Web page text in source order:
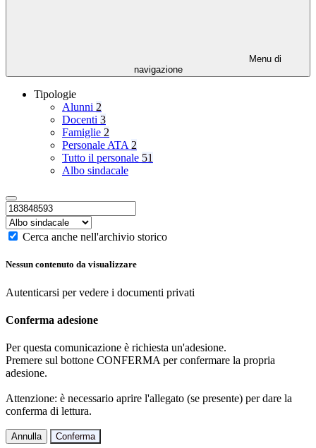
Menu di
navigazione
Tipologie
Alunni 2
Docenti 3
Famiglie 2
Personale ATA 2
Tutto il personale 51
Albo sindacale
Cerca anche nell'archivio storico
Nessun contenuto da visualizzare
Autenticarsi per vedere i documenti privati
Conferma adesione
Per questa comunicazione è richiesta un'adesione.
Premere sul bottone CONFERMA per confermare la propria
adesione.
Attenzione: è necessario aprire l'allegato (se presente) per dare la
conferma di lettura.
Annulla Conferma